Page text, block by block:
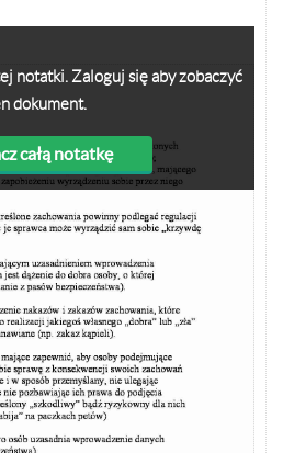
notatki. Zaloguj się aby zobaczyć
dokument.
całą notatkę